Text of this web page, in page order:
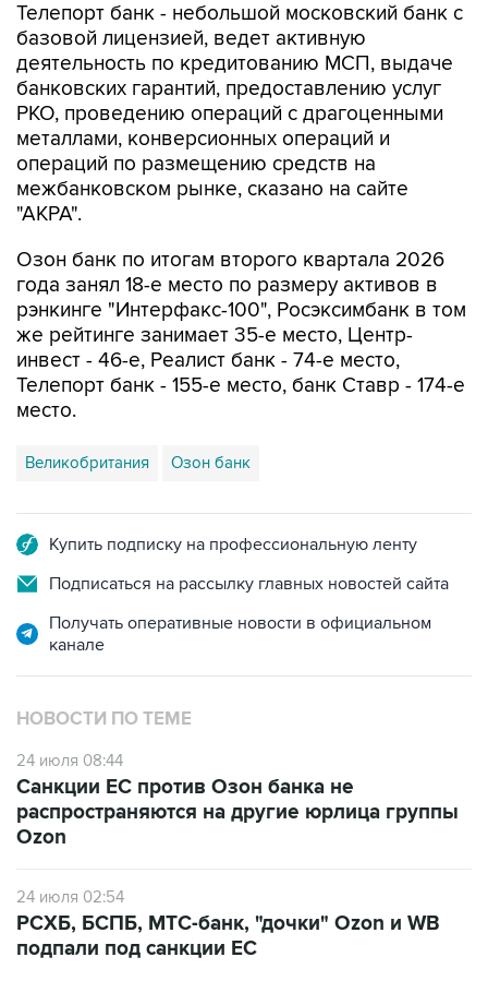
Телепорт банк - небольшой московский банк с
базовой лицензией, ведет активную
деятельность по кредитованию МСП, выдаче
банковских гарантий, предоставлению услуг
РКО, проведению операций с драгоценными
металлами, конверсионных операций и
операций по размещению средств на
межбанковском рынке, сказано на сайте
"АКРА".
Озон банк по итогам второго квартала 2026
года занял 18-е место по размеру активов в
рэнкинге "Интерфакс-100", Росэксимбанк в том
же рейтинге занимает 35-е место, Центр-
инвест - 46-е, Реалист банк - 74-е место,
Телепорт банк - 155-е место, банк Ставр - 174-е
место.
Великобритания Озон банк
Купить подписку на профессиональную ленту
Подписаться на рассылку главных новостей сайта
Получать оперативные новости в официальном
канале
НОВОСТИ ПО ТЕМЕ
24 июля 08:44
Санкции ЕС против Озон банка не
распространяются на другие юрлица группы
Ozon
24 июля 02:54
РСХБ, БСПБ, МТС-банк, "дочки" Ozon и WB
подпали под санкции ЕС